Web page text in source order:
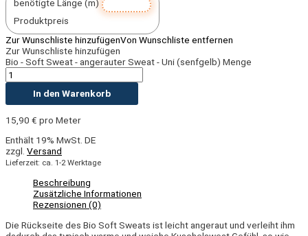
benötigte Länge (m)
Produktpreis
Zur Wunschliste hinzufügenVon Wunschliste entfernen
Zur Wunschliste hinzufügen
Bio - Soft Sweat - angerauter Sweat - Uni (senfgelb) Menge
In den Warenkorb
15,90 € pro Meter
Enthält 19% MwSt. DE
zzgl. Versand
Lieferzeit: ca. 1-2 Werktage
Beschreibung
Zusätzliche Informationen
Rezensionen (0)
Die Rückseite des Bio Soft Sweats ist leicht angeraut und verleiht ihm